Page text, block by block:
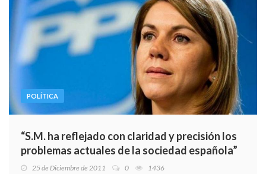
POLÍTICA
“S.M. ha reflejado con claridad y precisión los
problemas actuales de la sociedad española”
25 de Diciembre de 2011 0 1436